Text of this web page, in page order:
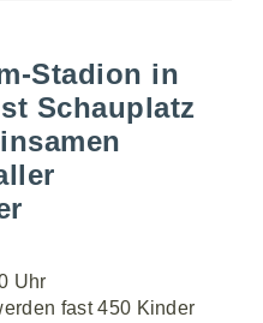
Stadion in
Schauplatz
Uhr
fast 450 Kinder